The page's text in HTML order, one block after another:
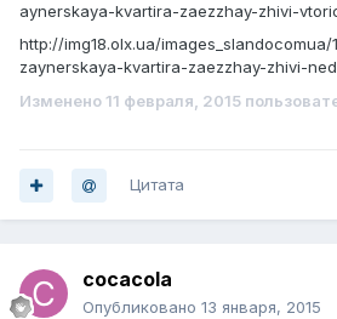
aynerskaya-kvartira-zaezzhay-zhivi-
http://img18.olx.ua/images_slandocomua/
zaynerskaya-kvartira-zaezzhay-zhivi-
Изменено 11 февраля, 2015
Цитата
cocacola
Опубликовано 13 января, 2015